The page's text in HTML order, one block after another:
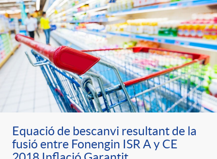
Equació de bescanvi resultant de la
fusió entre Fonengin ISR A y CE